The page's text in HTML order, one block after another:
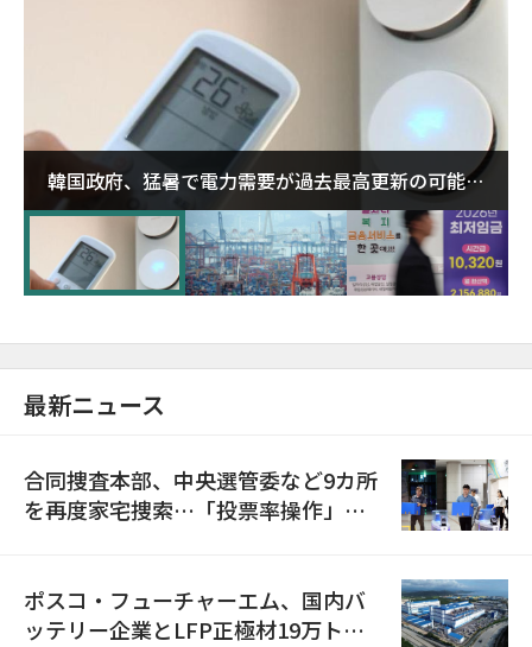
韓国政府、猛暑で電力需要が過去最高更新の可能性
に需給対応体制を点検
最新ニュース
合同捜査本部、中央選管委など9カ所
を再度家宅捜索…「投票率操作」の
ポスコ・フューチャーエム、国内バ
ッテリー企業とLFP正極材19万トン